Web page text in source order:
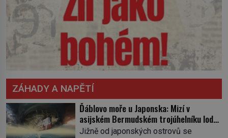
ZÁHADY A NAPĚTÍ
Ďáblovo moře u Japonska: Mizí v
asijském Bermudském trojúhelníku lodě
ve spárech neznámé síly?
Jižně od japonských ostrovů se